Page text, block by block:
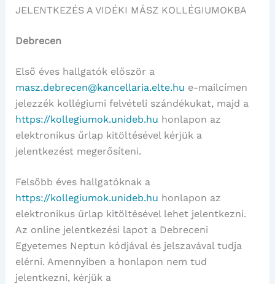
JELENTKEZÉS A VIDÉKI MÁSZ KOLLÉGIUMOKBA
Debrecen
Első éves hallgatók először a
masz.debrecen@kancellaria.elte.hu e-mailcímen
jelezzék kollégiumi felvételi szándékukat, majd a
https://kollegiumok.unideb.hu honlapon az
elektronikus űrlap kitöltésével kérjük a
jelentkezést megerősíteni.
Felsőbb éves hallgatóknak a
https://kollegiumok.unideb.hu honlapon az
elektronikus űrlap kitöltésével lehet jelentkezni.
Az online jelentkezési lapot a Debreceni
Egyetemes Neptun kódjával és jelszavával tudja
elérni. Amennyiben a honlapon nem tud
jelentkezni, kérjük a